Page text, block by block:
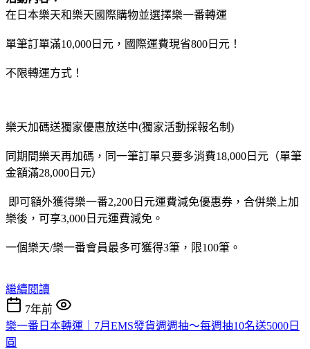
在日本樂天和樂天國際購物並選擇樂一番轉運
單筆訂單滿10,000日元，國際運費現省800日元！
不限轉運方式！
樂天加碼送獨家優惠放送中(獨家活動採報名制)
同期間樂天再加碼，同一筆訂單只要多消費18,000日元（單筆
金額滿28,000日元）
即可額外獲得樂一番2,200日元運費減免優惠券，合併樂上加
樂後，可享3,000日元運費減免。
一個樂天/樂一番會員最多可獲得3筆，限100筆。
繼續閱讀
7年前
樂一番日本轉運｜7月EMS發貨週週抽～每週抽10名送5000日
圓